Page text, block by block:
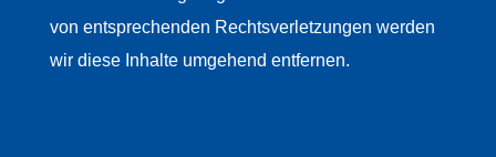
von entsprechenden Rechtsverletzungen werden
wir diese Inhalte umgehend entfernen.